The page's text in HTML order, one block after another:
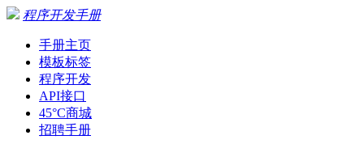
程序开发手册
手册主页
模板标签
程序开发
API接口
45°C商城
招聘手册